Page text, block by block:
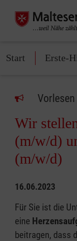
Start Erste-
Vorlesen
Wir
(m/w/d)
(m/w/d)
16.06.2023
Für Sie ist die
eine
beitragen, dass